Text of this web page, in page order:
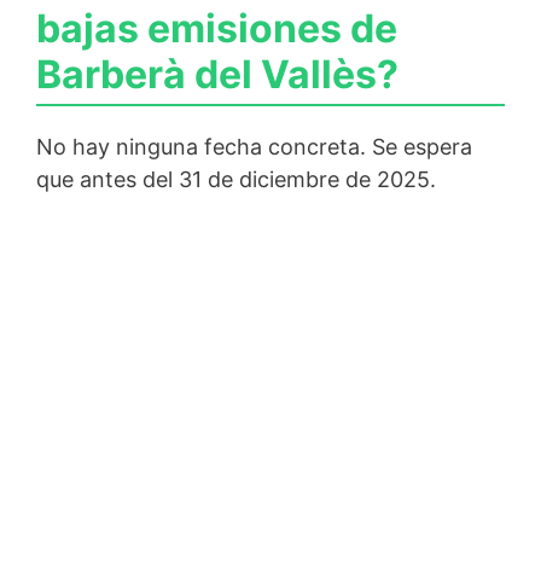
bajas emisiones de
Barberà del Vallès?
No hay ninguna fecha concreta. Se espera
que antes del 31 de diciembre de 2025.